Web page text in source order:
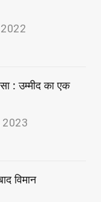
: उम्मीद का एक
2023
विमान